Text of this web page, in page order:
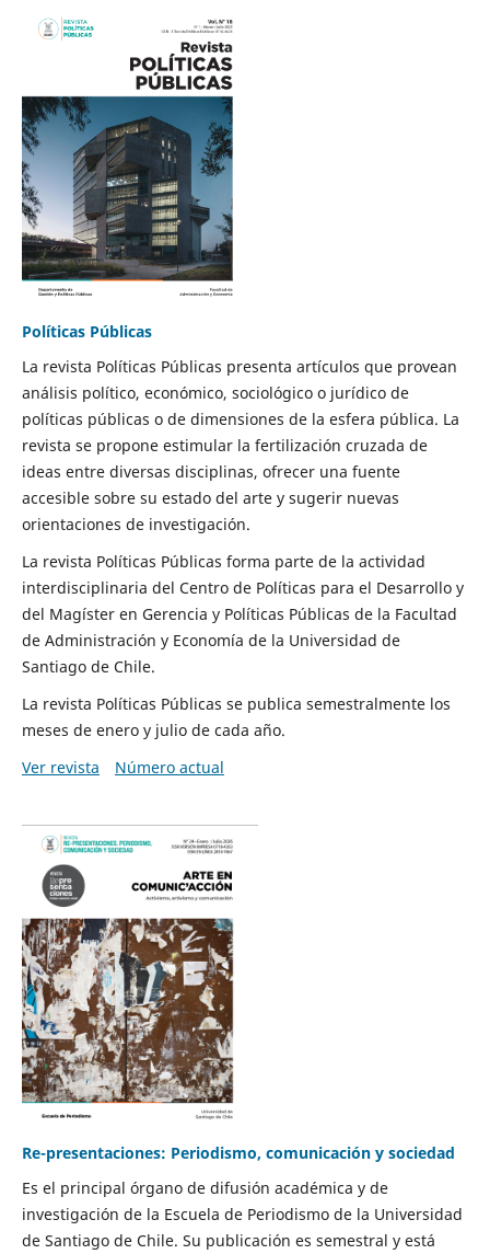
Políticas Públicas
La revista Políticas Públicas presenta artículos que provean
análisis político, económico, sociológico o jurídico de
políticas públicas o de dimensiones de la esfera pública. La
revista se propone estimular la fertilización cruzada de
ideas entre diversas disciplinas, ofrecer una fuente
accesible sobre su estado del arte y sugerir nuevas
orientaciones de investigación.
La revista Políticas Públicas forma parte de la actividad
interdisciplinaria del Centro de Políticas para el Desarrollo y
del Magíster en Gerencia y Políticas Públicas de la Facultad
de Administración y Economía de la Universidad de
Santiago de Chile.
La revista Políticas Públicas se publica semestralmente los
meses de enero y julio de cada año.
Ver revista
Número actual
Re-presentaciones: Periodismo, comunicación y sociedad
Es el principal órgano de difusión académica y de
investigación de la Escuela de Periodismo de la Universidad
de Santiago de Chile. Su publicación es semestral y está